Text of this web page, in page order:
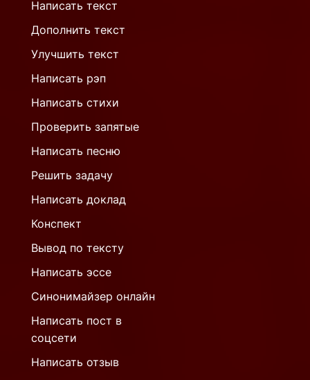
Написать текст
Дополнить текст
Улучшить текст
Написать рэп
Написать стихи
Проверить запятые
Написать песню
Решить задачу
Написать доклад
Конспект
Вывод по тексту
Написать эссе
Синонимайзер онлайн
Написать пост в
соцсети
Написать отзыв